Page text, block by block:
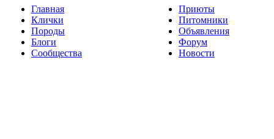
Главная
Клички
Породы
Блоги
Сообщества
Приюты
Питомники
Объявления
Форум
Новости